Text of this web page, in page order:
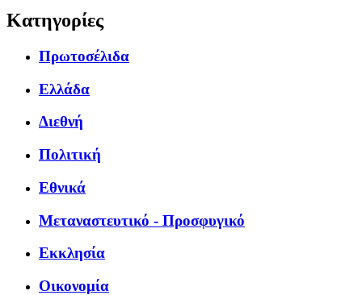
Κατηγορίες
Πρωτοσέλιδα
Ελλάδα
Διεθνή
Πολιτική
Εθνικά
Μεταναστευτικό - Προσφυγικό
Εκκλησία
Οικονομία